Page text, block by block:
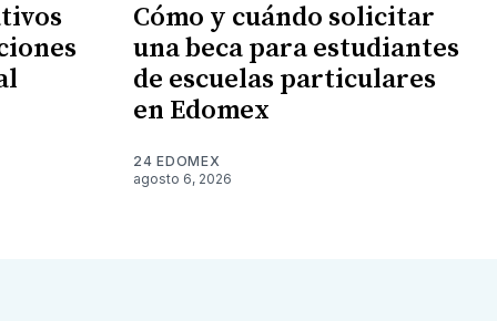
Cómo y cuándo solicitar
una beca para estudiantes
de escuelas particulares
en Edomex
24 EDOMEX
agosto 6, 2026